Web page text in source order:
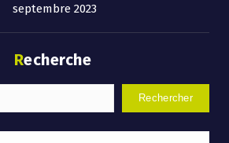
septembre 2023
Recherche